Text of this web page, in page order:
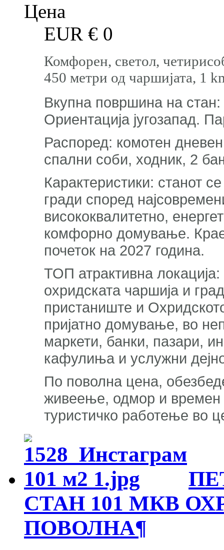
Цена
EUR € 0
Комфорен, светол,
450 метри од чаршијата, 1
Вкупна површина на
Ориентација југозапад.
Распоред: комотен дневен
спални соби, ходник, 2
Карактеристики: станот
гради според
висококвалитетно,
комфорно домување.
почеток на 2027 година.
ТОП атрактивна
охридската чаршија и
пристаниште и
пријатно домување, во
маркети, банки, пазари,
кафулиња и услужни
По поволна цена,
живеење, одмор и времен
туристичко работење во
СТАН 101 МКВ
ПОВОЛНА¶